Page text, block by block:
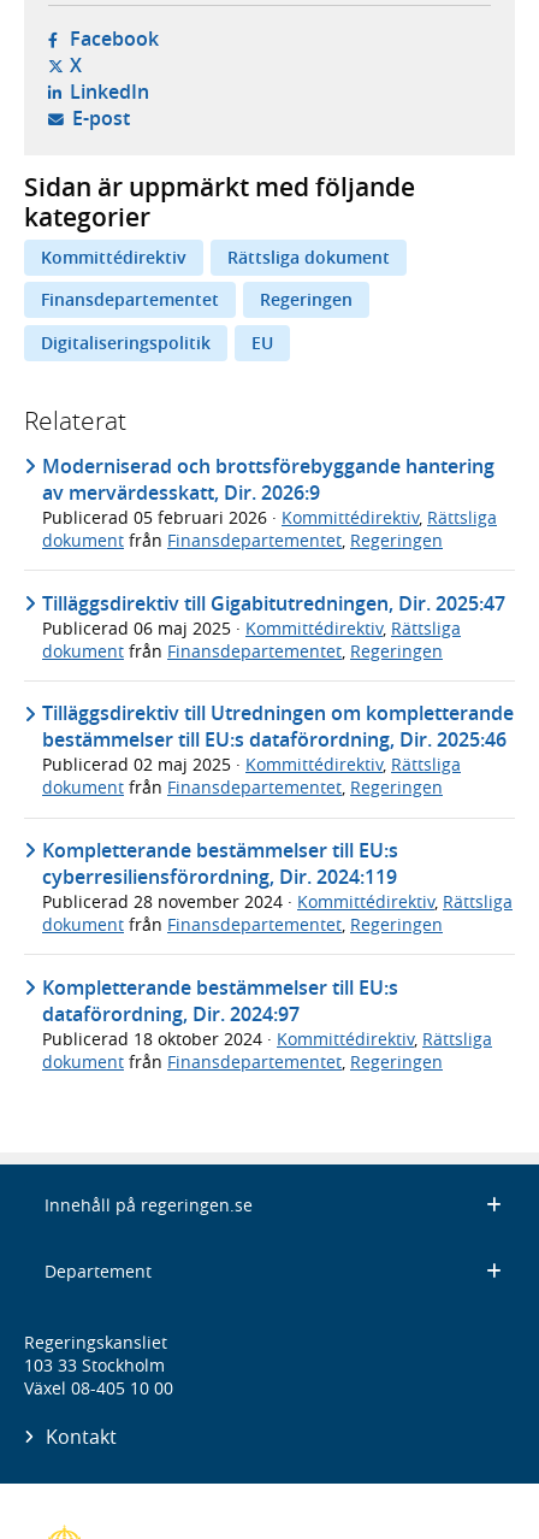
Facebook- öppnas i ny flik, extern webbplats,
X- öppnas i ny flik, extern webbplats,
LinkedIn- öppnas i ny flik, extern webbplats,
E-post- öppnar din e-postklient,
Sidan är uppmärkt med följande
kategorier
Kommittédirektiv
Rättsliga dokument
Finansdepartementet
Regeringen
Digitaliseringspolitik
EU
Relaterat
Moderniserad och brottsförebyggande hantering
av mervärdesskatt, Dir. 2026:9
Publicerad 05 februari 2026 · Kommittédirektiv, Rättsliga
dokument från Finansdepartementet, Regeringen
Tilläggsdirektiv till Gigabitutredningen, Dir. 2025:47
Publicerad 06 maj 2025 · Kommittédirektiv, Rättsliga
dokument från Finansdepartementet Regeringen
Tilläggsdirektiv till Utredningen om kompletterande
bestämmelser till EU:s dataförordning, Dir. 2025:46
Publicerad 02 maj 2025 · Kommittédirektiv, Rättsliga
dokument från Finansdepartementet, Regeringen
Kompletterande bestämmelser till EU:s
cyberresiliensförordning, Dir. 2024:119
Publicerad 28 november 2024 · Kommittédirektiv, Rättsliga
dokument från Finansdepartementet, Regeringen
Kompletterande bestämmelser till EU:s
dataförordning, Dir. 2024:97
Publicerad 18 oktober 2024 · Kommittédirektiv, Rättsliga
dokument från Finansdepartementet Regeringen
Innehåll på regeringen.se
Departement
Regeringskansliet
103 33 Stockholm
Växel 08-405 10 00
Kontakt